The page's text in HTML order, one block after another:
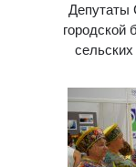
Депутаты
городской